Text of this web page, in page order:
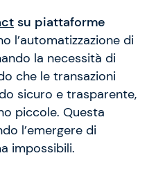
su piattaforme
l’automatizzazione di
la necessità di
che le transazioni
sicuro e trasparente,
piccole. Questa
l’emergere di
impossibili.